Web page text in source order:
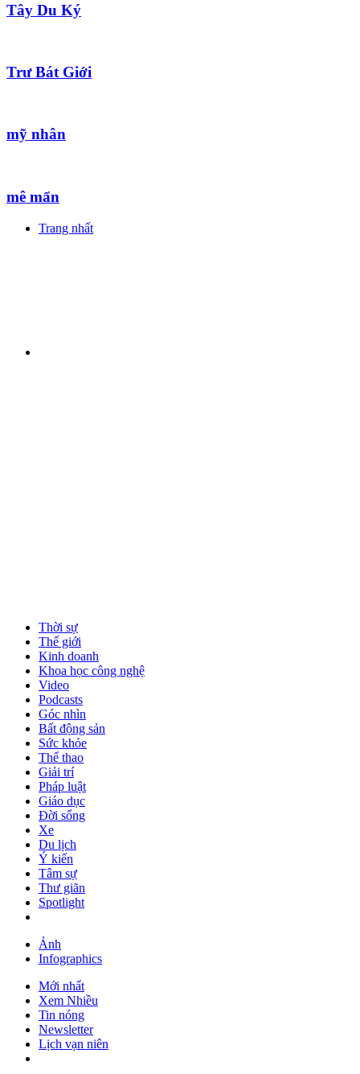
Tây Du Ký
Trư Bát Giới
mỹ nhân
mê mẩn
Trang nhất
Thời sự
Thế giới
Kinh doanh
Khoa học công nghệ
Video
Podcasts
Góc nhìn
Bất động sản
Sức khỏe
Thể thao
Giải trí
Pháp luật
Giáo dục
Đời sống
Xe
Du lịch
Ý kiến
Tâm sự
Thư giãn
Spotlight
Ảnh
Infographics
Mới nhất
Xem Nhiều
Tin nóng
Newsletter
Lịch vạn niên